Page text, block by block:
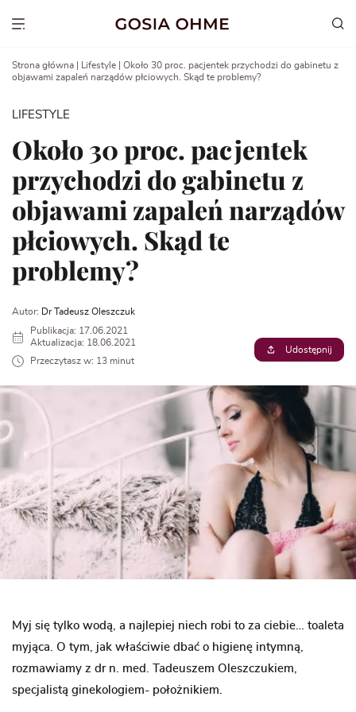
Show menu
Strona główna Lifestyle
Około 30 proc. pacjentek przychodzi do gabinetu z
objawami zapaleń narządów płciowych. Skąd te problemy?
LIFESTYLE
Około 30 proc. pacjentek
przychodzi do gabinetu z
objawami zapaleń narządów
płciowych. Skąd te
problemy?
Autor: Dr Tadeusz Oleszczuk
Publikacja: 17.06.2021
Aktualizacja: 18.06.2021
Przeczytasz w: 13 minut
Udostępnij
Myj się tylko wodą, a najlepiej niech robi to za ciebie… toaleta
myjąca. O tym, jak właściwie dbać o higienę intymną,
rozmawiamy z dr n. med. Tadeuszem Oleszczukiem,
specjalistą ginekologiem- położnikiem.